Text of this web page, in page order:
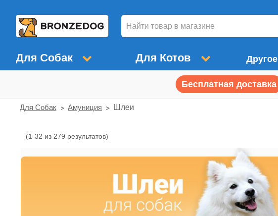
Для Собак Для Котов Другое
Бесплатная доставка
Для Собак Амуниция Шлеи
Шлеи
(1-32 из 279 результатов)